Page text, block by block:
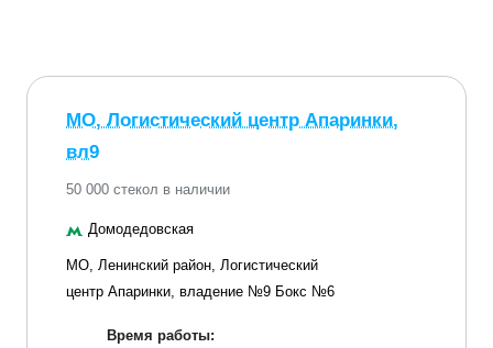
МО, Логистический центр Апаринки,
вл9
50 000 стекол в наличии
Домодедовская
МО, Ленинский район, Логистический
центр Апаринки, владение №9 Бокс №6
Время работы: